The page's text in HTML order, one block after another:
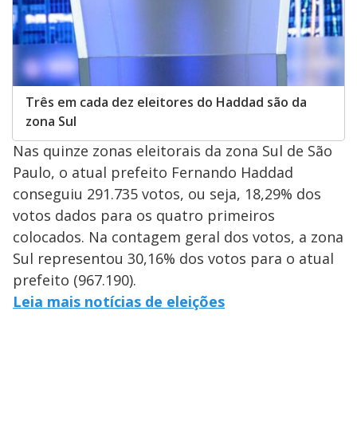
Três em cada dez eleitores do Haddad são da
zona Sul
Nas quinze zonas eleitorais da zona Sul de São
Paulo, o atual prefeito Fernando Haddad
conseguiu 291.735 votos, ou seja, 18,29% dos
votos dados para os quatro primeiros
colocados. Na contagem geral dos votos, a zona
Sul representou 30,16% dos votos para o atual
prefeito (967.190).
Leia mais notícias de eleições